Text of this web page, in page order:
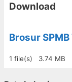
Download
Brosur
1 file(s) 3.74 MB